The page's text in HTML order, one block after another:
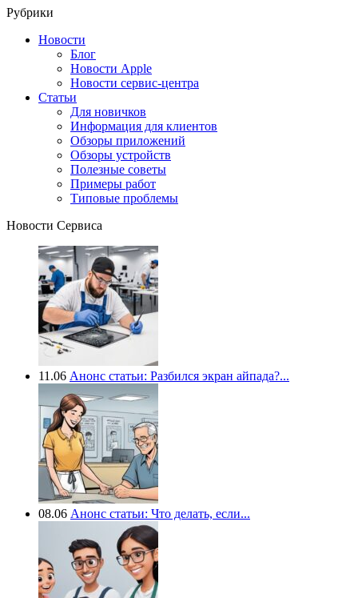
Рубрики
Новости
Блог
Новости Apple
Новости сервис-центра
Статьи
Для новичков
Информация для клиентов
Обзоры приложений
Обзоры устройств
Полезные советы
Примеры работ
Типовые проблемы
Новости Сервиса
11.06 Анонс статьи: Разбился экран айпада?...
08.06 Анонс статьи: Что делать, если...